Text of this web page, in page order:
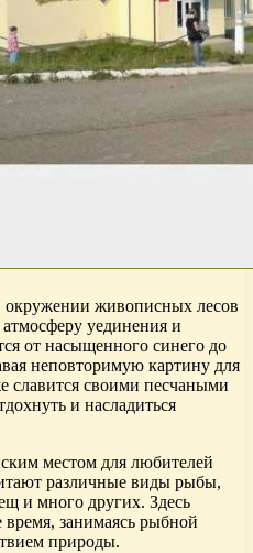
окружении живописных лесов
уединения и
от насыщенного синего до
неповторимую картину для
славится своими песчаными
и насладиться
местом для любителей
различные виды рыбы,
и много других. Здесь
занимаясь рыбной
природы.